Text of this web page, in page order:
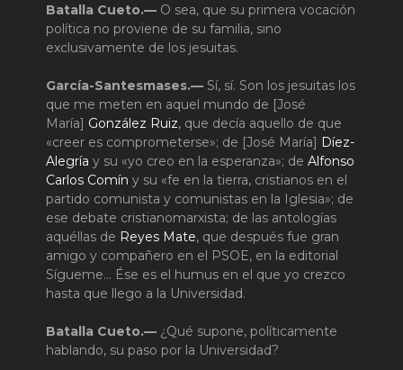
Batalla Cueto.— O sea, que su primera vocación
política no proviene de su familia, sino
exclusivamente de los jesuitas.
García-Santesmases.— Sí, sí. Son los jesuitas los
que me meten en aquel mundo de [José
María] González Ruiz, que decía aquello de que
«creer es comprometerse»; de [José María] Díez-
Alegría y su «yo creo en la esperanza»; de Alfonso
Carlos Comín y su «fe en la tierra, cristianos en el
partido comunista y comunistas en la Iglesia»; de
ese debate cristianomarxista; de las antologías
aquéllas de Reyes Mate, que después fue gran
amigo y compañero en el PSOE, en la editorial
Sígueme… Ése es el humus en el que yo crezco
hasta que llego a la Universidad.
Batalla Cueto.— ¿Qué supone, políticamente
hablando, su paso por la Universidad?